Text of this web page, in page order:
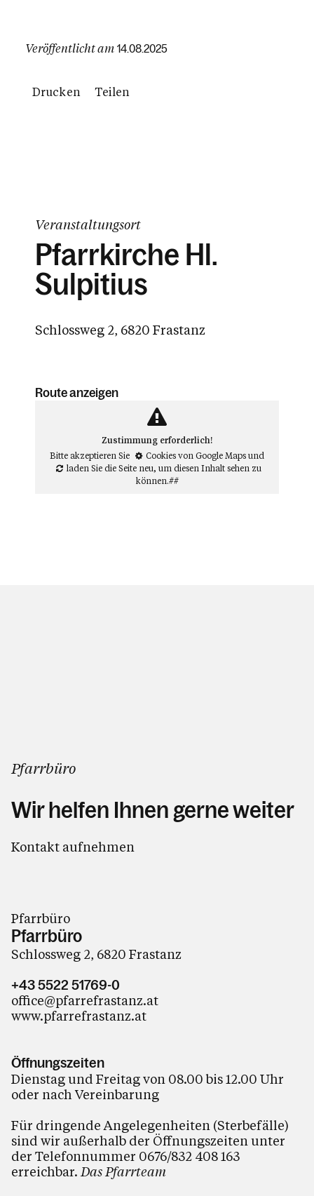
Veröffentlicht am 14.08.2025
Drucken Teilen
Veranstaltungsort
Pfarrkirche Hl.
Sulpitius
Schlossweg 2, 6820 Frastanz
Route anzeigen
Zustimmung erforderlich!
Bitte akzeptieren Sie
Cookies von Google Mapsund
laden Sie die Seite neu, um diesen Inhalt sehen zu
können.##
Pfarrbüro
Wir helfen Ihnen gerne weiter
Kontakt aufnehmen
Pfarrbüro
Pfarrbüro
Schlossweg 2, 6820 Frastanz
+43 5522 51769-0
office@pfarrefrastanz.at
www.pfarrefrastanz.at
Öffnungszeiten
Dienstag und Freitag von 08.00 bis 12.00 Uhr
oder nach Vereinbarung
Für dringende Angelegenheiten (Sterbefälle)
sind wir außerhalb der Öffnungszeiten unter
der Telefonnummer 0676/832 408 163
erreichbar. Das Pfarrteam